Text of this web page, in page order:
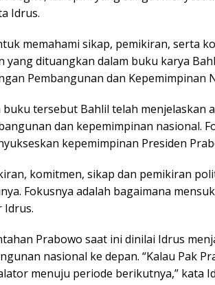
Idrus.
memahami sikap, pemikiran, serta
yang dituangkan dalam buku karya
Pembangunan dan Kepemimpinan
tersebut Bahlil telah menjelaskan
dan kepemimpinan nasional.
kepemimpinan Presiden
komitmen, sikap dan pemikiran
Fokusnya adalah bagaimana
Idrus.
Prabowo saat ini dinilai Idrus
nasional ke depan. “Kalau Pak
menuju periode berikutnya,” kata